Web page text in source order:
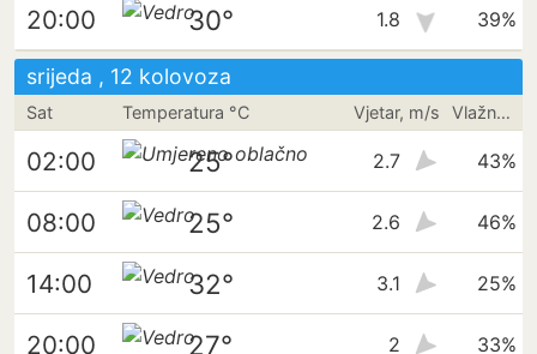
20:00 30° 1.8 39%
srijeda , 12 kolovoza
Sat Temperatura °C Vjetar, m/s Vlažnost
02:00 25° 2.7 43%
08:00 25° 2.6 46%
14:00 32° 3.1 25%
20:00 27° 2 33%